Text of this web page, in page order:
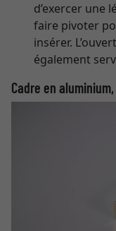
d’exercer une
faire pivoter
insérer.
également
Cadre en